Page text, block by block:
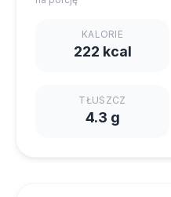
KALORIE
222 kcal
TŁUSZCZ
4.3 g